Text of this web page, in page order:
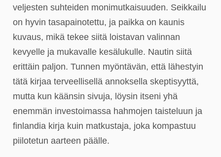
veljesten suhteiden monimutkaisuuden. Seikkailu
on hyvin tasapainotettu, ja paikka on kaunis
kuvaus, mikä tekee siitä loistavan valinnan
kevyelle ja mukavalle kesälukulle. Nautin siitä
erittäin paljon. Tunnen myöntävän, että lähestyin
tätä kirjaa terveellisellä annoksella skeptisyyttä,
mutta kun käänsin sivuja, löysin itseni yhä
enemmän investoimassa hahmojen taisteluun ja
finlandia kirja​ kuin matkustaja, joka kompastuu
piilotetun aarteen päälle.